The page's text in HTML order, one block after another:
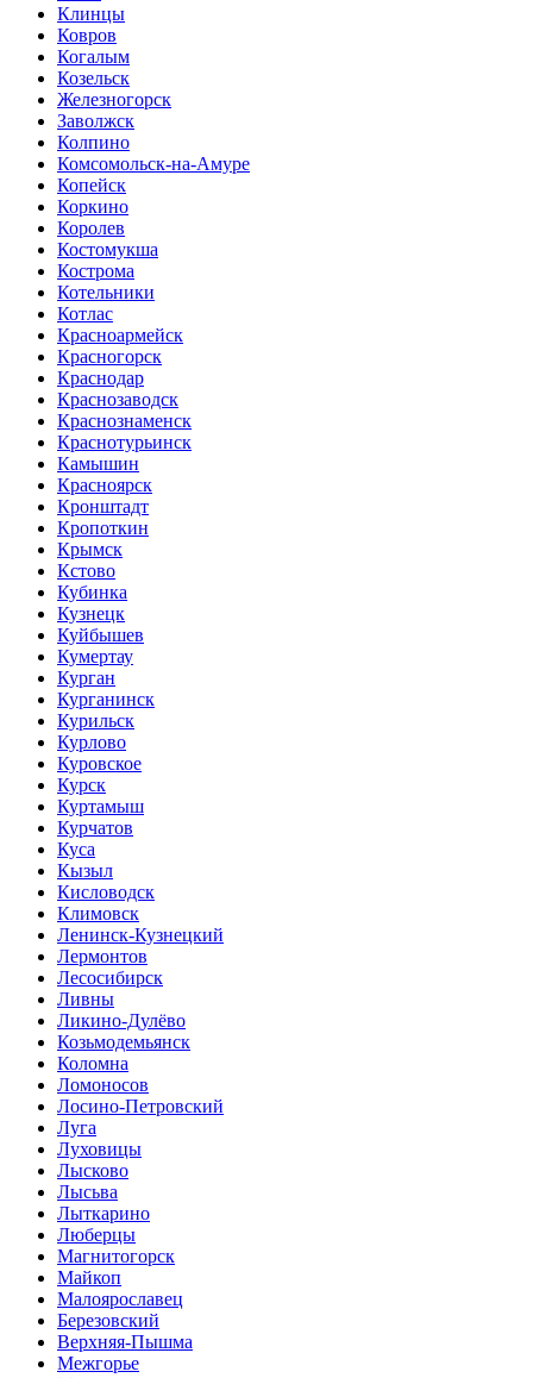
Клинцы
Ковров
Когалым
Козельск
Железногорск
Заволжск
Колпино
Комсомольск-на-Амуре
Копейск
Коркино
Королев
Костомукша
Кострома
Котельники
Котлас
Красноармейск
Красногорск
Краснодар
Краснозаводск
Краснознаменск
Краснотурьинск
Камышин
Красноярск
Кронштадт
Кропоткин
Крымск
Кстово
Кубинка
Кузнецк
Куйбышев
Кумертау
Курган
Курганинск
Курильск
Курлово
Куровское
Курск
Куртамыш
Курчатов
Куса
Кызыл
Кисловодск
Климовск
Ленинск-Кузнецкий
Лермонтов
Лесосибирск
Ливны
Ликино-Дулёво
Козьмодемьянск
Коломна
Ломоносов
Лосино-Петровский
Луга
Луховицы
Лысково
Лысьва
Лыткарино
Люберцы
Магнитогорск
Майкоп
Малоярославец
Березовский
Верхняя-Пышма
Межгорье